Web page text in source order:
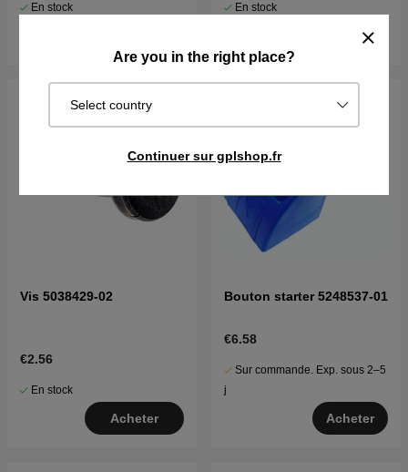
Are you in the right place?
Select country
Continuer sur gplshop.fr
En stock En stock
Vis 5038429-02
€2.56
En stock
Acheter
Bouton starter 5248537-01
€6.58
Sur commande. Exp. sous 2–5
j
Acheter